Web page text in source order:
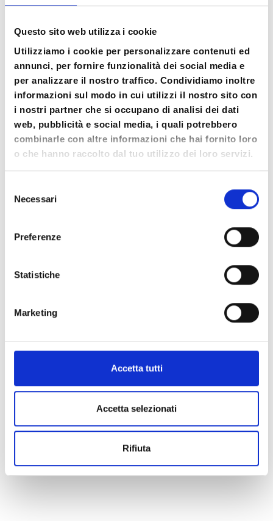
Questo sito web utilizza i cookie
Utilizziamo i cookie per personalizzare contenuti ed
annunci, per fornire funzionalità dei social media e
per analizzare il nostro traffico. Condividiamo inoltre
informazioni sul modo in cui utilizzi il nostro sito con
i nostri partner che si occupano di analisi dei dati
web, pubblicità e social media, i quali potrebbero
combinarle con altre informazioni che hai fornito loro
o che hanno raccolto dal tuo utilizzo dei loro servizi.
delNecessari
Preferenze
Statistiche
Marketing
Accetta tutti
Accetta selezionati
Rifiuta